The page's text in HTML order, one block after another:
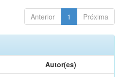
Anterior 1 Próxima
Autor(es)